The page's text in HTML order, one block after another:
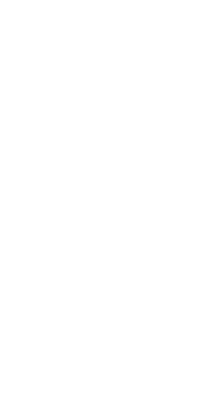
os direitos desses
que, de qualquer outra
necessários para os
de Propriedade
que: (i) todo o
Enviados deve ser
comentários que saiba
enganosos e/ou que
difamatórios, injuriosos,
ameaçadores ou
qualquer pessoa; (iii)
que infrinjam os Direitos
de terceiros ou outros
direitos de divulgação ou
enviar comentários que
os decretos ou as
(v) não vai enviar
sido compensado ou
(vi) não vai enviar